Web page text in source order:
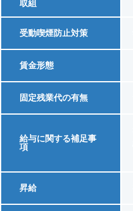
取組
受動喫煙防止対策
賃金形態
固定残業代の有無
給与に関する補足事
項
昇給